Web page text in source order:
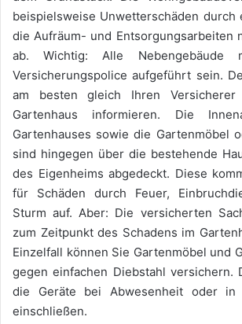
beispielsweise Unwetterschäden durch
die Aufräum- und Entsorgungsarbeiten
ab. Wichtig: Alle Nebengebäude
Versicherungspolice aufgeführt sein.
am besten gleich Ihren
Gartenhaus informieren. Die
Gartenhauses sowie die Gartenmöbel
sind hingegen über die bestehende
des Eigenheims abgedeckt. Diese
für Schäden durch Feuer,
Sturm auf. Aber: Die versicherten
zum Zeitpunkt des Schadens im
Einzelfall können Sie Gartenmöbel und
gegen einfachen Diebstahl versichern.
die Geräte bei Abwesenheit oder
einschließen.